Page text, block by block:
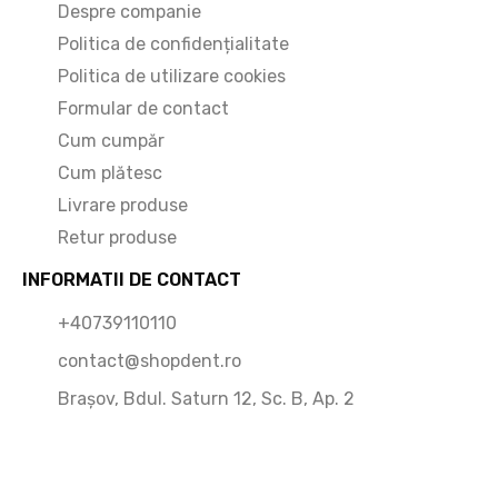
Despre companie
Politica de confidențialitate
Politica de utilizare cookies
Formular de contact
Cum cumpăr
Cum plătesc
Livrare produse
Retur produse
INFORMATII DE CONTACT
+40739110110
contact@shopdent.ro
Brașov, Bdul. Saturn 12, Sc. B, Ap. 2